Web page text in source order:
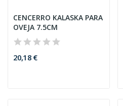
CENCERRO KALASKA PARA
OVEJA 7.5CM
20,18 €